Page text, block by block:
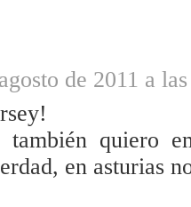
de 2011 a
quiero
en asturias